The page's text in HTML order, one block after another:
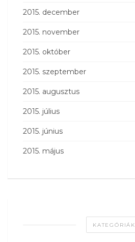
2015. december
2015. november
2015. október
2015. szeptember
2015. augusztus
2015. július
2015. június
2015. május
KATEGÓRIÁK